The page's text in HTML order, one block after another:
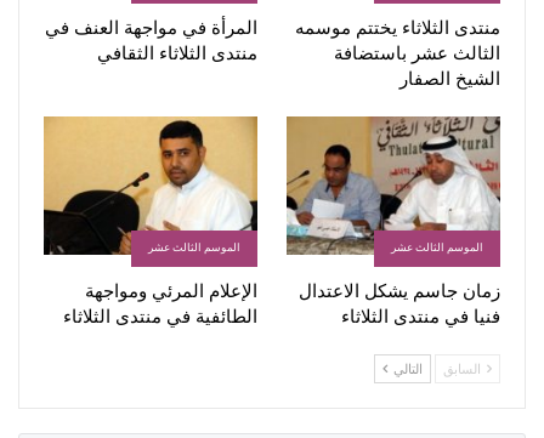
منتدى الثلاثاء يختتم موسمه
الثالث عشر باستضافة
الشيخ الصفار
المرأة في مواجهة العنف في
منتدى الثلاثاء الثقافي
الموسم الثالث عشر
زمان جاسم يشكل الاعتدال
فنيا في منتدى الثلاثاء
الموسم الثالث عشر
الإعلام المرئي ومواجهة
الطائفية في منتدى الثلاثاء
السابق التالي